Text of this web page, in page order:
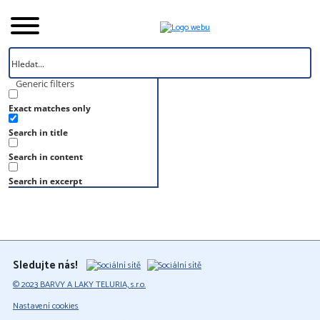
Generic filters
Exact matches only
Search in title
Search in content
Search in excerpt
Úvod
Vzorník
S 4050-B60G
S 4050-B60G
Sledujte nás!
© 2023 BARVY A LAKY TELURIA, s.r.o.
Nastavení cookies